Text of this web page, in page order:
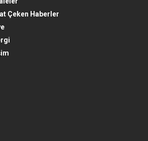
Çeken Haberler